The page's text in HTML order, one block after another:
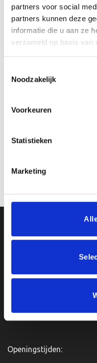
partners voor social
partners kunnen deze
informatie die u aan ze
verzameld op basis van
Noodzakelijk
Voorkeuren
Statistieken
Marketing
mm)
Toevoegen aan
Van Zanden Sportprijzen
4901KM Oosterhout
Openingstijden: